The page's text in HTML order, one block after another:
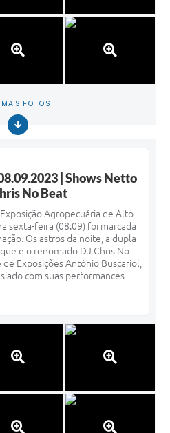
MAIS FOTOS
| Shows Netto
No Beat
Agropecuária de Alto
sexta-feira (08.09) foi marcada
Os astros da noite, a dupla
e o renomado DJ Chris No
Exposições Antônio Buscariol,
com suas performances